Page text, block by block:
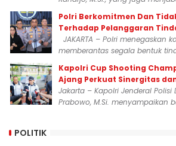
Polri Berkomitmen Dan
Terhadap Pelanggaran
JAKARTA – Polri menegaskan
memberantas segala bentuk
Kapolri Cup Shooting
Ajang Perkuat Sinergitas
Jakarta – Kapolri Jenderal Polisi
Prabowo, M.Si. menyampaikan
POLITIK